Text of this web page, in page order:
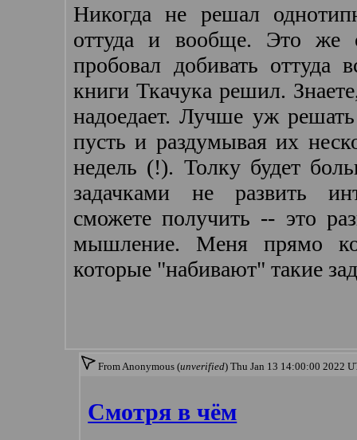
Никогда не решал
оттуда и вообще. Это же
пробовал добивать оттуда
книги Ткачука решил.
надоедает. Лучше уж
пусть и раздумывая их
недель (!). Толку будет
задачками не развить
сможете получить -- это
мышление. Меня прямо
которые "набивают" такие
From Anonymous (unverified) Thu Jan 13 14:00:00 2022
Смотря в чём